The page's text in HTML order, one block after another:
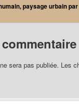
,paysage urbainpar
sera pas publiée. Les